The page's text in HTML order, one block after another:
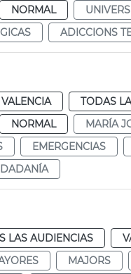
NORMAL
ADICCIONS
VALENCIA TODAS
NORMAL
MARÍA
EMERGENCIAS
LAS AUDIENCIAS
MAJORS